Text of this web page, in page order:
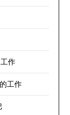
作
工作